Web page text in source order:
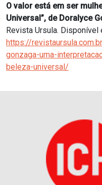
O valor está em ser
Universal”, de Doralyce
Revista Ursula. Disponível
https://
gonzaga-uma-
beleza-universal/